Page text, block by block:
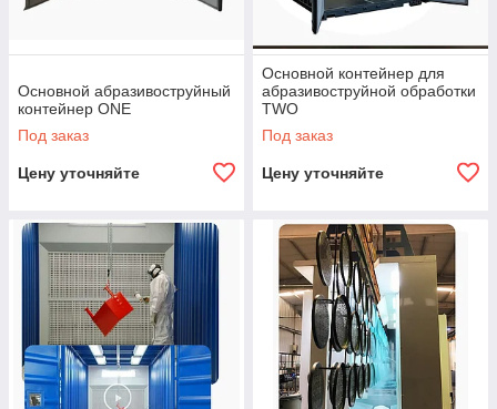
Основной абразивоструйный
контейнер ONE
Под заказ
Цену уточняйте
Основной контейнер для
абразивоструйной обработки
TWO
Под заказ
Цену уточняйте